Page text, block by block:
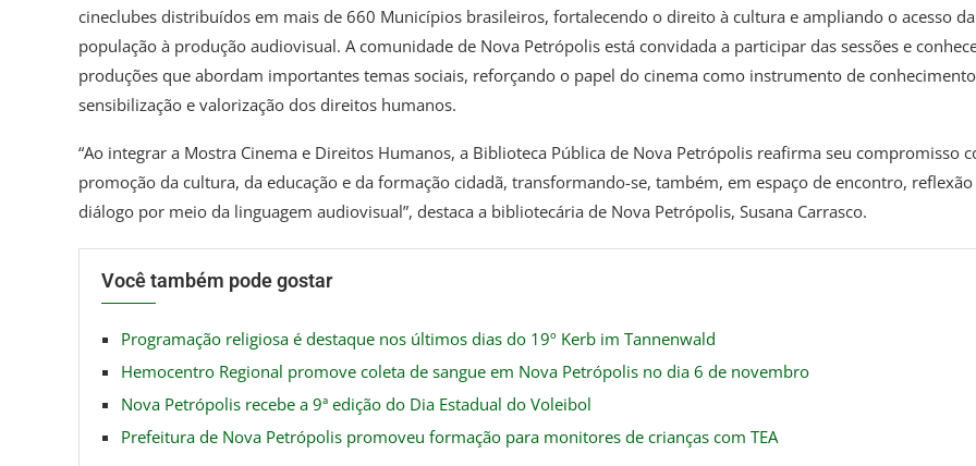
cineclubes distribuídos em mais de 660 Municípios brasileiros, fortalecendo o direito à cultura e ampliando o acesso da
população à produção audiovisual. A comunidade de Nova Petrópolis está convidada a participar das sessões e
produções que abordam importantes temas sociais, reforçando o papel do cinema como instrumento de
sensibilização e valorização dos direitos humanos.
“Ao integrar a Mostra Cinema e Direitos Humanos, a Biblioteca Pública de Nova Petrópolis reafirma seu compromisso
promoção da cultura, da educação e da formação cidadã, transformando-se, também, em espaço de encontro, reflexão
diálogo por meio da linguagem audiovisual”, destaca a bibliotecária de Nova Petrópolis, Susana Carrasco.
Você também pode gostar
Programação religiosa é destaque nos últimos dias do 19º Kerb im Tannenwald
Hemocentro Regional promove coleta de sangue em Nova Petrópolis no dia 6 de novembro
Nova Petrópolis recebe a 9ª edição do Dia Estadual do Voleibol
Prefeitura de Nova Petrópolis promoveu formação para monitores de crianças com TEA